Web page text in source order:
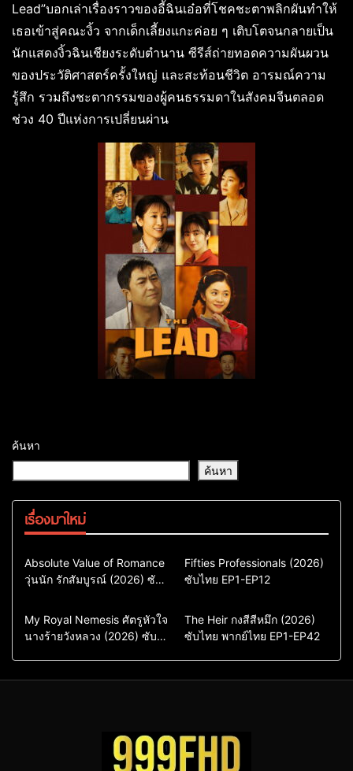
Lead”บอกเล่าเรื่องราวของอี้ฉินเอ๋อที่โชคชะตาพลิกผันทำให้
เธอเข้าสู่คณะงิ้ว จากเด็กเลี้ยงแกะค่อย ๆ เติบโตจนกลายเป็น
นักแสดงงิ้วฉินเชียงระดับตำนาน ซีรีส์ถ่ายทอดความผันผวน
ของประวัติศาสตร์ครั้งใหญ่ และสะท้อนชีวิต อารมณ์ความ
รู้สึก รวมถึงชะตากรรมของผู้คนธรรมดาในสังคมจีนตลอด
ช่วง 40 ปีแห่งการเปลี่ยนผ่าน
ค้นหา
ค้นหา
เรื่องมาใหม่
Comedy
Drama
ซีรี่ย์เกาหลี
ซีรี่ย์เกาหลีพากย์ไทย
Absolute Value of Romance
วุ่นนัก รักสัมบูรณ์ (2026) ซับ
Action & Adventure
Comedy
Drama
ซีรี่ย์เกาหลีซับไทย
Fifties Professionals (2026)
ซับไทย EP1-EP12
Comedy
Drama
Sci-Fi & Fantasy
My Royal Nemesis ศัตรูหัวใจ
นางร้ายวังหลวง (2026) ซับ
Drama
ซีรี่ย์จีน
ซีรี่ย์จีนซับไทย
The Heir กงสีสีหมึก (2026)
ซับไทย พากย์ไทย EP1-EP42